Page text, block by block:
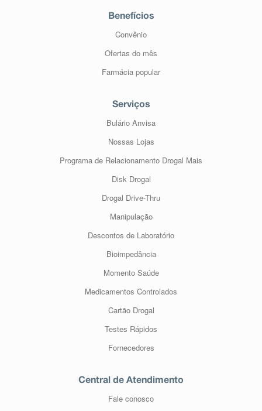
Benefícios
Convênio
Ofertas do mês
Farmácia popular
Serviços
Bulário Anvisa
Nossas Lojas
Programa de Relacionamento Drogal Mais
Disk Drogal
Drogal Drive-Thru
Manipulação
Descontos de Laboratório
Bioimpedância
Momento Saúde
Medicamentos Controlados
Cartão Drogal
Testes Rápidos
Fornecedores
Central de Atendimento
Fale conosco